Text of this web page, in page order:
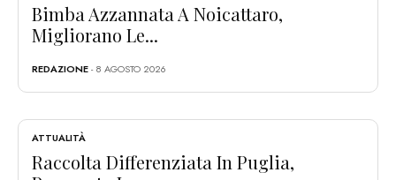
Bimba Azzannata A Noicattaro,
Migliorano Le...
REDAZIONE- 8 AGOSTO 2026
ATTUALITÀ
Raccolta Differenziata In Puglia,